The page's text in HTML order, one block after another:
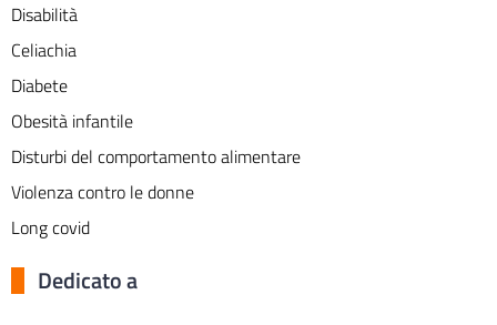
Disabilità
Celiachia
Diabete
Obesità infantile
Disturbi del comportamento alimentare
Violenza contro le donne
Long covid
Dedicato a